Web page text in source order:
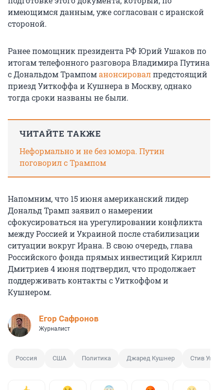
имеющимся данным, уже согласован с иранской
стороной.
Ранее помощник президента РФ Юрий Ушаков по
итогам телефонного разговора Владимира Путина
с Дональдом Трампоманонсировалпредстоящий
приезд Уиткоффа и Кушнера в Москву, однако
тогда сроки названы не были.
ЧИТАЙТЕ ТАКЖЕ
Неформально и не без юмора. Путин
поговорил с Трампом
Напомним, что 15 июня американский лидер
Дональд Трамп заявил о намерении
сфокусироваться на урегулировании конфликта
между Россией и Украиной после стабилизации
ситуации вокруг Ирана. В свою очередь, глава
Российского фонда прямых инвестиций Кирилл
Дмитриев 4 июня подтвердил, что продолжает
поддерживать контакты с Уиткоффом и
Кушнером.
Егор Сафронов
Журналист
Россия США Политика Джаред Кушнер Стив